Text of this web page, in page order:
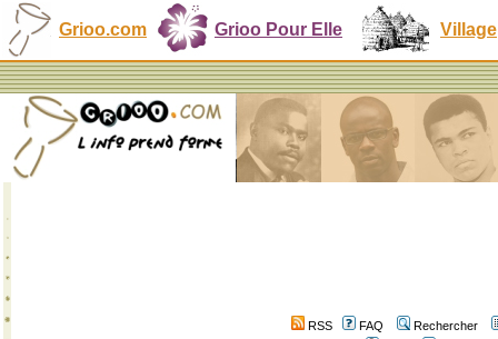
Grioo.com Grioo Pour Elle Village
RSS FAQ
Rechercher